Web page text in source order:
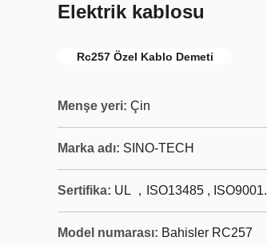
Elektrik kablosu
Rc257 Özel Kablo Demeti
Menşe yeri: Çin
Marka adı: SINO-TECH
Sertifika: UL ，ISO13485 ,
Model numarası: Bahisler RC257